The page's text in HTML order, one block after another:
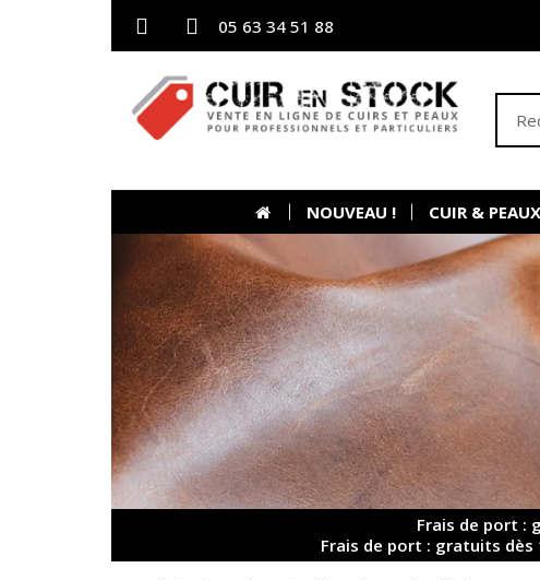
05 63 34 51 88
NOUVEAU ! CUIR & PEAUX
Frais de port :
Frais de port : gratuits dès